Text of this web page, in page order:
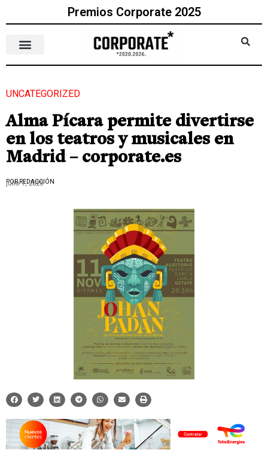
Premios Corporate 2025
UNCATEGORIZED
Alma Pícara permite divertirse
en los teatros y musicales en
Madrid – corporate.es
POR REDACCIÓN
julio 7, 2023